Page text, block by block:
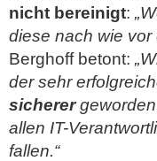
nicht bereinigt:
diese nach wie vor
Berghoff betont:
der sehr
sicherer
allen IT-
fallen.“